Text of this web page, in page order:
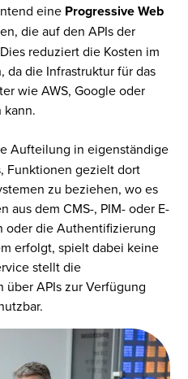
eine Progressive Web
die auf den APIs der
reduziert die Kosten im
die Infrastruktur für das
wie AWS, Google oder
Aufteilung in eigenständige
Funktionen gezielt dort
zu beziehen, wo es
aus dem CMS-, PIM- oder E-
oder die Authen­tifizierung
erfolgt, spielt dabei keine
stellt die
APIs zur Verfügung